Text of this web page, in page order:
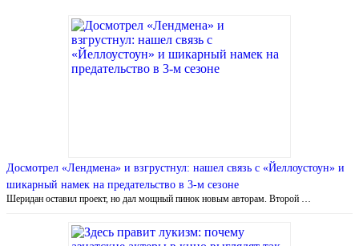
Досмотрел «Лендмена» и взгрустнул: нашел связь с «Йеллоустоун» и
шикарный намек на предательство в 3-м сезоне
Шеридан оставил проект, но дал мощный пинок новым авторам. Второй …